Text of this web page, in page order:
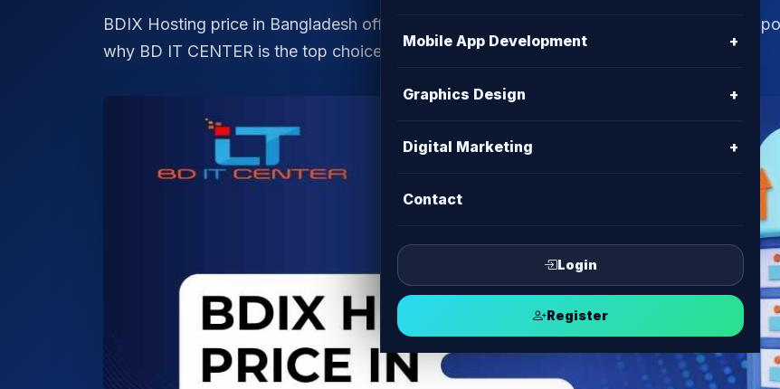
Mobile App Development +
Graphics Design +
Digital Marketing +
Contact
Login
Register
BDIX Hosting price in Bangladesh offers affordable plans with unbeatable customer
why BD IT CENTER is the top choice for reliable BDIX hosting in Bangladesh.